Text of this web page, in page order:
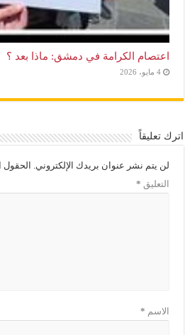
اعتصام الكرامة في دمشق: ماذا بعد ؟
4 مايو، 2026
اترك تعليقاً
لن يتم نشر عنوان بريدك الإلكتروني. الحقول
التعليق *
الاسم *